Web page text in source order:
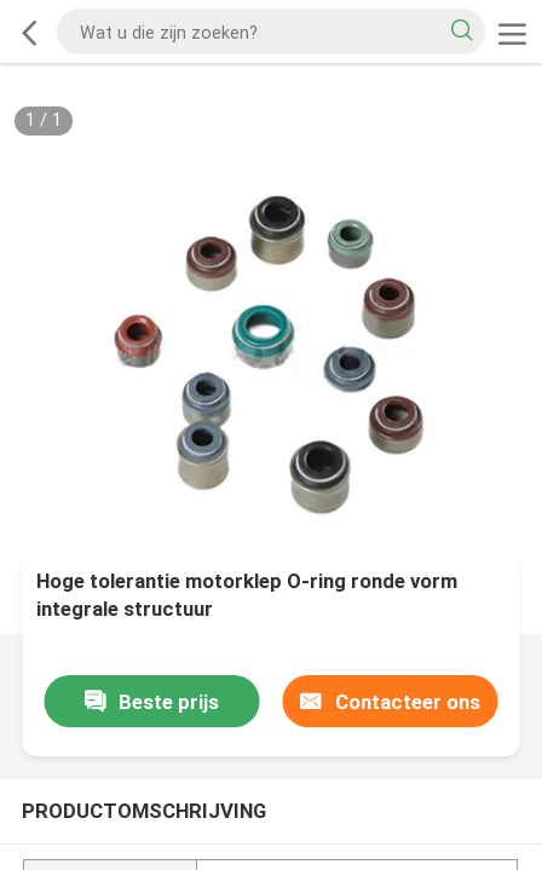
1 / 1
Hoge tolerantie motorklep O-ring ronde vorm
integrale structuur
Beste prijs Contacteer ons
PRODUCTOMSCHRIJVING